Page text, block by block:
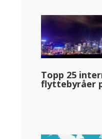
Topp 25
flyttebyråer